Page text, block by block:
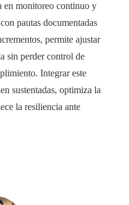
en monitoreo continuo y
pautas documentadas
permite ajustar
sin perder control de
Integrar este
sustentadas, optimiza la
la resiliencia ante